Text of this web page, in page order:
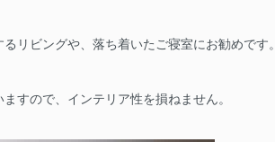
リビングや、落ち着いたご寝室にお勧めです。
すので、インテリア性を損ねません。